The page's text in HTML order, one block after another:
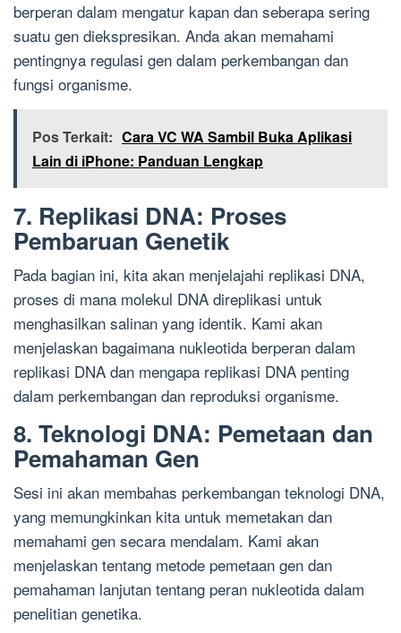
berperan dalam mengatur kapan dan seberapa sering
suatu gen diekspresikan. Anda akan memahami
pentingnya regulasi gen dalam perkembangan dan
fungsi organisme.
Pos Terkait: Cara VC WA Sambil Buka Aplikasi
Lain di iPhone: Panduan Lengkap
7. Replikasi DNA: Proses
Pembaruan Genetik
Pada bagian ini, kita akan menjelajahi replikasi DNA,
proses di mana molekul DNA direplikasi untuk
menghasilkan salinan yang identik. Kami akan
menjelaskan bagaimana nukleotida berperan dalam
replikasi DNA dan mengapa replikasi DNA penting
dalam perkembangan dan reproduksi organisme.
8. Teknologi DNA: Pemetaan dan
Pemahaman Gen
Sesi ini akan membahas perkembangan teknologi DNA,
yang memungkinkan kita untuk memetakan dan
memahami gen secara mendalam. Kami akan
menjelaskan tentang metode pemetaan gen dan
pemahaman lanjutan tentang peran nukleotida dalam
penelitian genetika.